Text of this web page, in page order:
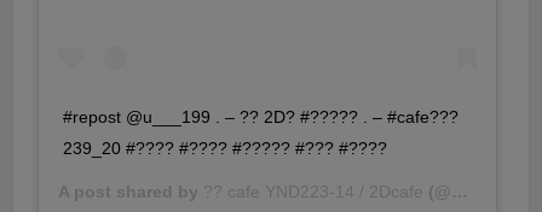
#repost @u___199 . – ?? 2D? #????? . – #cafe???
239_20 #???? #???? #????? #??? #????
A post shared by ?? cafe YND223-14 / 2Dcafe (@ynd239.20_cafe) on